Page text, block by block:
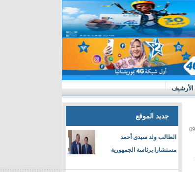
الأرشيف
جديد الموقع
الطالب ولد سيدى أحمد
مستشارا برئاسة الجمهورية